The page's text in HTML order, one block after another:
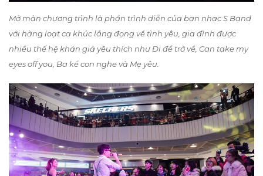
Mở màn chương trình là phần trình diễn của ban nhạc S Band
với hàng loạt ca khúc lắng đọng về tình yêu, gia đình được
nhiều thế hệ khán giả yêu thích như Đi để trở về, Can take my
eyes off you, Ba kể con nghe và Mẹ yêu.